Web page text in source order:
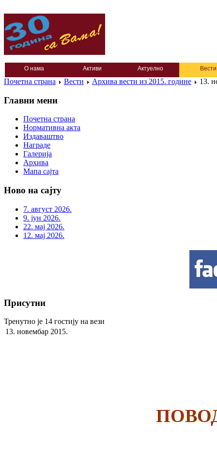
О нама Активи Актуелно Вести
Почетна страна Вести Архива вести из 2015. године 13.
Главни мени
Почетна страна
Нормативна акта
Издаваштво
Награде
Галерија
Архива
Мапа сајта
Ново на сајту
7. август 2026.
9. јун 2026.
22. мај 2026.
12. мај 2026.
Присутни
Тренутно је 14 гостију на вези
13. новембар 2015.